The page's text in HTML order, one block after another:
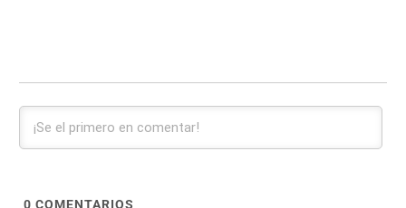
0 COMENTARIOS